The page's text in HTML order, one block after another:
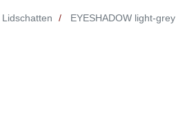
EYESHADOW light-grey